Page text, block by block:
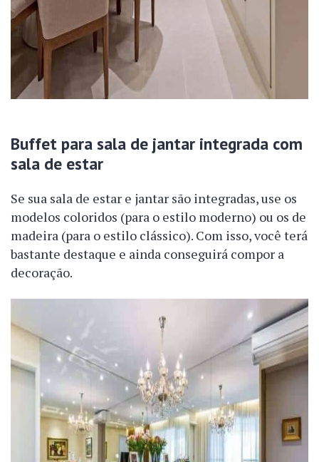
Buffet para sala de jantar integrada com
sala de estar
Se sua sala de estar e jantar são integradas, use os
modelos coloridos (para o estilo moderno) ou os de
madeira (para o estilo clássico). Com isso, você terá
bastante destaque e ainda conseguirá compor a
decoração.